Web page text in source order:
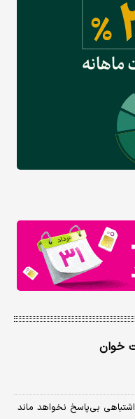
خوان
بی‌پاسخ نخواهد ماند